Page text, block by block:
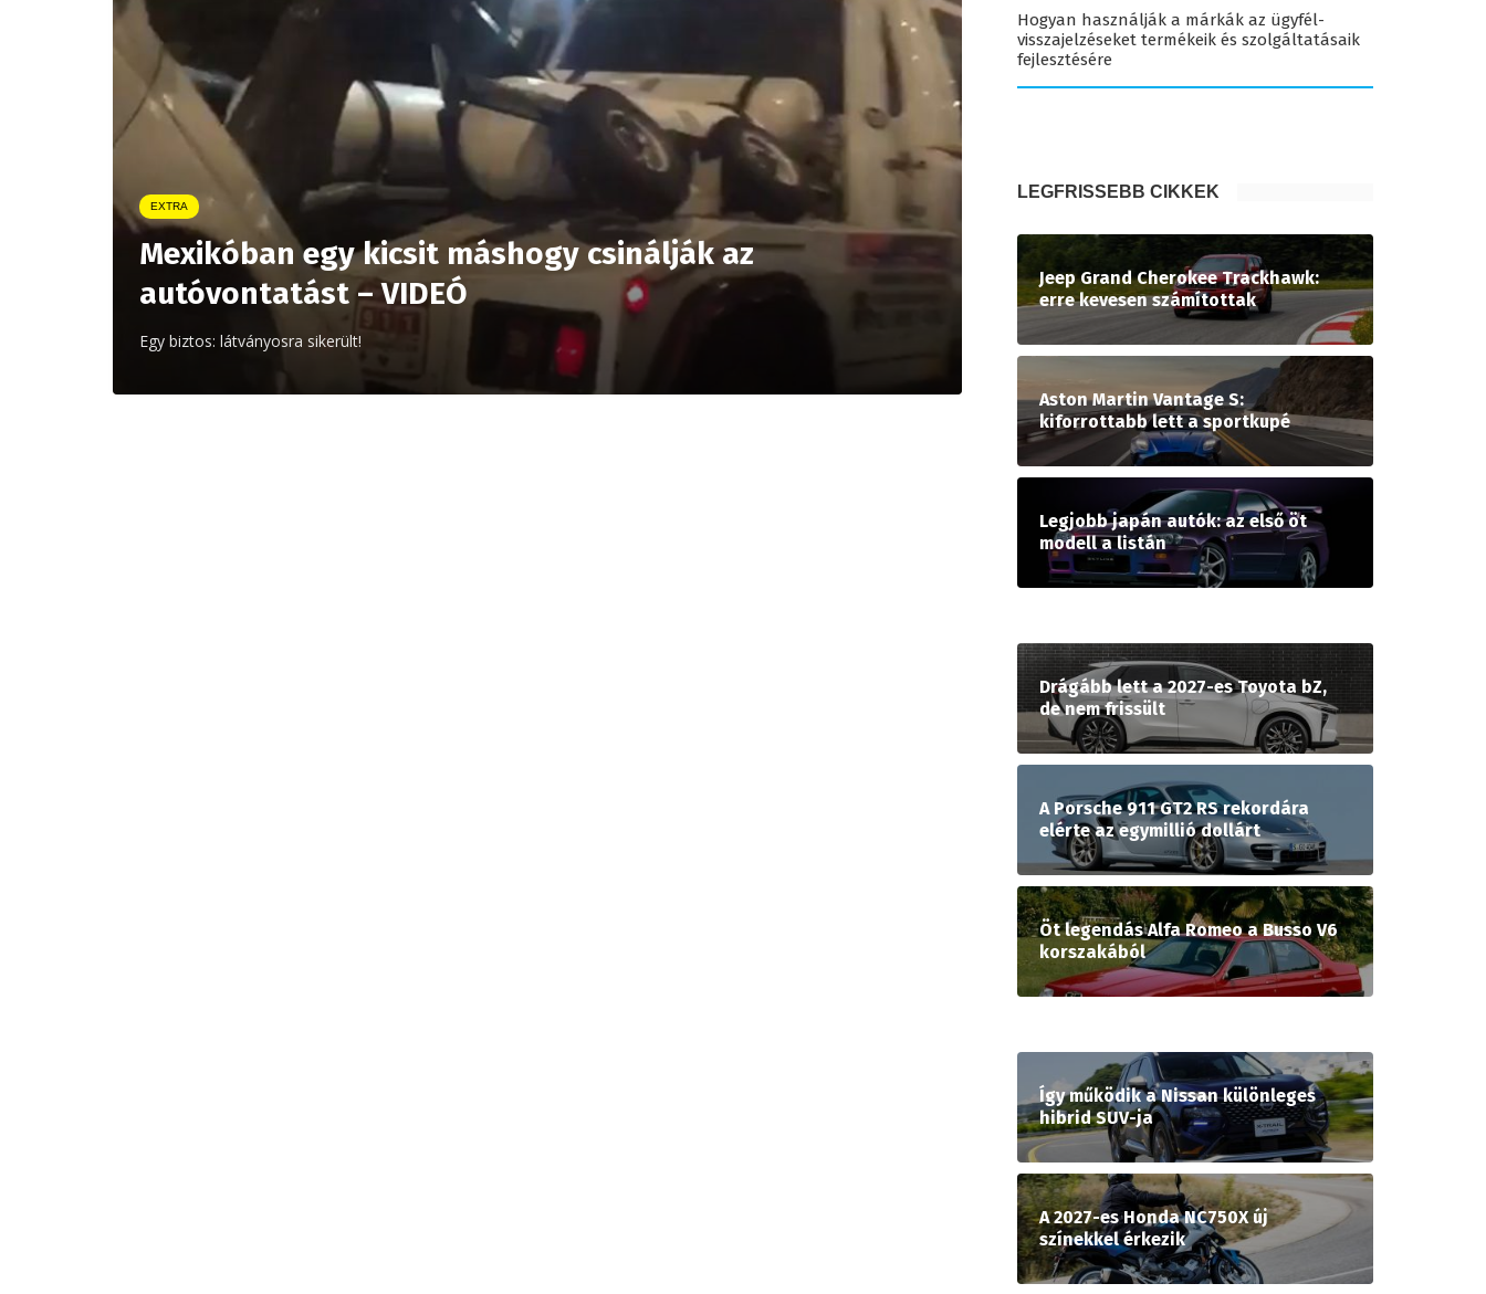
EXTRA
Mexikóban egy kicsit máshogy csinálják az
autóvontatást – VIDEÓ
Egy biztos: látványosra sikerült!
Hogyan használják a márkák az ügyfél-
visszajelzéseket termékeik és szolgáltatásaik
fejlesztésére
LEGFRISSEBB CIKKEK
Jeep Grand Cherokee Trackhawk:
erre kevesen számítottak
Aston Martin Vantage S:
kiforrottabb lett a sportkupé
Legjobb japán autók: az első öt
modell a listán
Drágább lett a 2027-es Toyota bZ,
de nem frissült
A Porsche 911 GT2 RS rekordára
elérte az egymillió dollárt
Öt legendás Alfa Romeo a Busso V6
korszakából
Így működik a Nissan különleges
hibrid SUV-ja
A 2027-es Honda NC750X új
színekkel érkezik